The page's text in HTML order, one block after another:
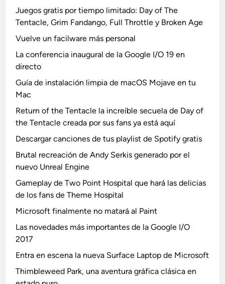
Juegos gratis por tiempo limitado: Day of The
Tentacle, Grim Fandango, Full Throttle y Broken Age
Vuelve un facilware más personal
La conferencia inaugural de la Google I/O 19 en
directo
Guía de instalación limpia de macOS Mojave en tu
Mac
Return of the Tentacle la increíble secuela de Day of
the Tentacle creada por sus fans ya está aquí
Descargar canciones de tus playlist de Spotify gratis
Brutal recreación de Andy Serkis generado por el
nuevo Unreal Engine
Gameplay de Two Point Hospital que hará las delicias
de los fans de Theme Hospital
Microsoft finalmente no matará al Paint
Las novedades más importantes de la Google I/O
2017
Entra en escena la nueva Surface Laptop de Microsoft
Thimbleweed Park, una aventura gráfica clásica en